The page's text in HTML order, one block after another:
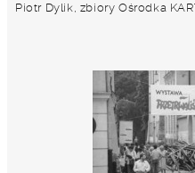
Piotr Dylik, zbiory Ośrodka